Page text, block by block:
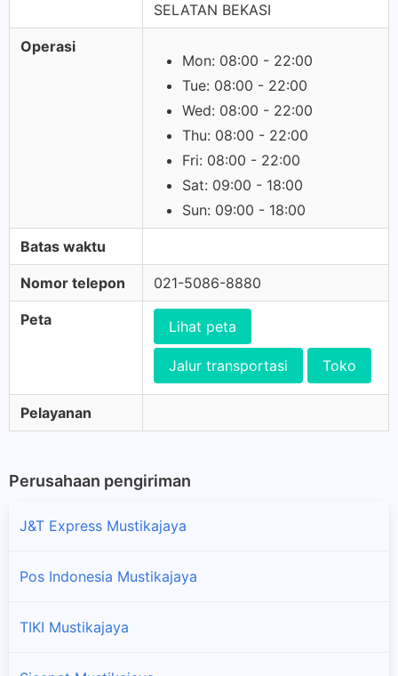
SELATAN BEKASI
Operasi
Mon: 08:00 - 22:00
Tue: 08:00 - 22:00
Wed: 08:00 - 22:00
Thu: 08:00 - 22:00
Fri: 08:00 - 22:00
Sat: 09:00 - 18:00
Sun: 09:00 - 18:00
Batas waktu
Nomor telepon 021-5086-8880
Peta Lihat peta
Jalur transportasi Toko
Pelayanan
Perusahaan pengiriman
J&T Express Mustikajaya
Pos Indonesia Mustikajaya
TIKI Mustikajaya